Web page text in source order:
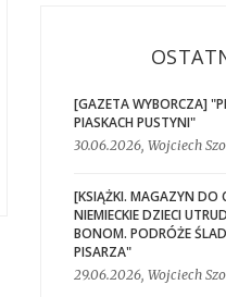
[GAZETA WYBORCZA]
PIASKACH PUSTYNI"
30.06.2026, Wojciech
[KSIĄŻKI. MAGAZYN DO
NIEMIECKIE DZIECI
BONOM. PODRÓŻE
PISARZA"
29.06.2026, Wojciech